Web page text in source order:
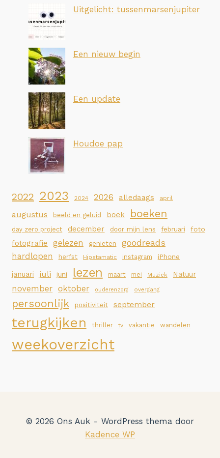
Uitgelicht: tussenmarsenjupiter
Een nieuw begin
Een update
Houdoe pap
2022 2023 2024 2026 alledaags april
augustus beeld en geluid boek boeken
day zero project december door mijn lens februari foto
fotografie gelezen genieten goodreads
hardlopen herfst Hipstamatic instagram iPhone
januari juli juni lezen maart mei Muziek Natuur
november oktober ouderenzorg overgang
persoonlijk positiviteit september
terugkijken thriller tv vakantie wandelen
weekoverzicht
© 2026 Ons Auk - WordPress thema door
Kadence WP